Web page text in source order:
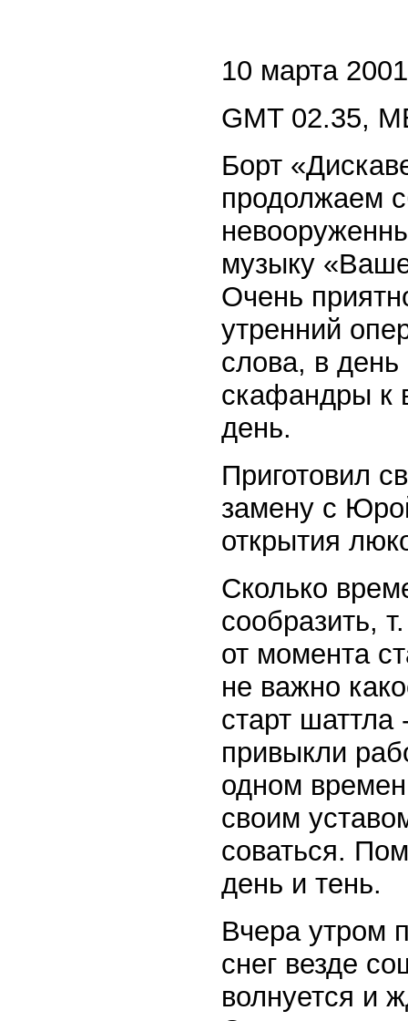
10 марта 2001
GMT 02.35,
Борт
продолжаем
музыку
Очень
утренний
слова, в
скафандры к
день.
Приготовил
замену с
открытия
Сколько
сообразить,
от момента
не важно
старт
привыкли
одном
своим
соваться.
день и тень.
Вчера утром
снег везде
волнуется и